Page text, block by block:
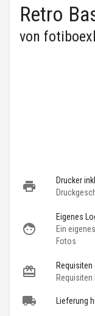
Retro
von
Drucker
Eigenes
Ein
Fotos
Requisiten
Lieferung